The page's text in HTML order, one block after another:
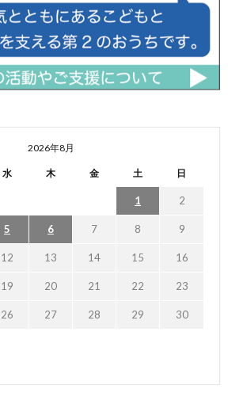
2026年8月
水 木 金 土 日
1 2
5 6 7 8 9
12 13 14 15 16
19 20 21 22 23
26 27 28 29 30